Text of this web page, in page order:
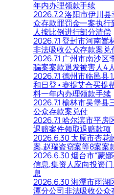
年内办理领款手续
2026.7.2 洛阳市伊川
众存款罪罚金一案执
人按比例进行部分清偿
2026.7.1 登封市河南嵩
非法吸收公众存款案兑
2026.7.1 广州市南沙区
骗案案款退发被害人4
2026.7.1 德州市临邑县
和日登•赛提艾合买提
料一年内办理领款手续
2026.7.1 榆林市吴堡县
公众存款案兑付
2026.7.1 哈尔滨市平房
退赔案件领取退赔款项
2026.6.30 太原市杏花
案,赵瑞盗窃案等8案案
2026.6.30 烟台市“蒙
信息,集资人应向投资
息
2026.6.30 湘潭市雨湖
潭分公司非法吸收公